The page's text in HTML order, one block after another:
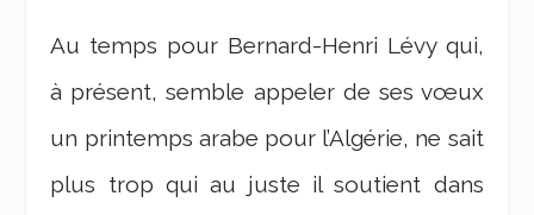
Au temps pour Bernard-Henri Lévy qui,
à présent, semble appeler de ses vœux
un printemps arabe pour l’Algérie, ne sait
plus trop qui au juste il soutient dans